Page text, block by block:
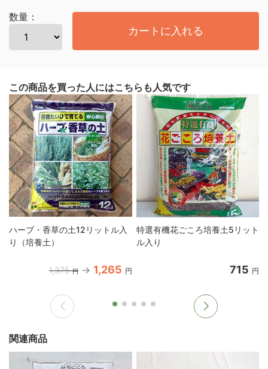
数量：
カートに入れる
この商品を買った人にはこちらも人気です
ハーブ・香草の土12リットル入
り（培養土）
1,375 円 1,265 円
特選有機花ごころ培養土5リット
ル入り
715 円
関連商品